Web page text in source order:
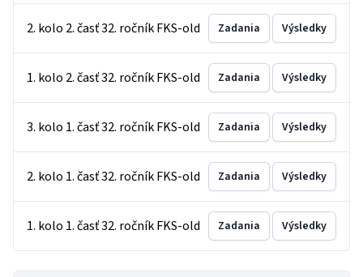
2. kolo 2. časť 32. ročník FKS-old Zadania Výsledky
1. kolo 2. časť 32. ročník FKS-old Zadania Výsledky
3. kolo 1. časť 32. ročník FKS-old Zadania Výsledky
2. kolo 1. časť 32. ročník FKS-old Zadania Výsledky
1. kolo 1. časť 32. ročník FKS-old Zadania Výsledky